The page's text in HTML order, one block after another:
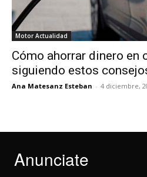
Motor Actualidad
Cómo ahorrar dinero en
siguiendo estos
Ana Matesanz Esteban - 4 diciembre,
Anunciate